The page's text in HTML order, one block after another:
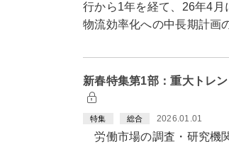
行から1年を経て、26年4月
物流効率化への中長期計画
新春特集第1部：重大トレ
特集 総合 2026.01.01
労働市場の調査・研究機